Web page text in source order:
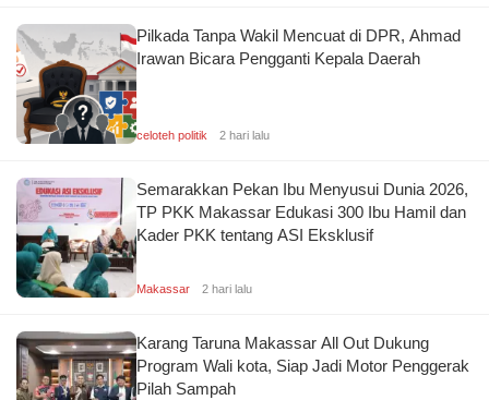
iti
k
E
e
nt
H
ib
u
a
n
Pilkada Tanpa Wakil Mencuat di DPR, Ahmad
Irawan Bicara Pengganti Kepala Daerah
celoteh politik 2 hari lalu
Semarakkan Pekan Ibu Menyusui Dunia 2026,
TP PKK Makassar Edukasi 300 Ibu Hamil dan
Kader PKK tentang ASI Eksklusif
Makassar 2 hari lalu
Karang Taruna Makassar All Out Dukung
Program Wali kota, Siap Jadi Motor Penggerak
Pilah Sampah